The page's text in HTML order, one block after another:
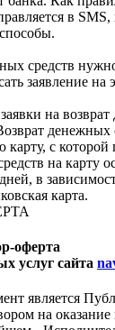
в
средств
заявление на
на
денежных
карту, с которой
на карту
в
карта.
оферта
услуг сайта
является
на оказание